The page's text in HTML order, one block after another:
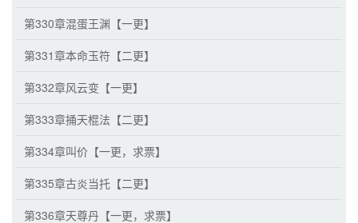
第330章混蛋王渊【一更】
第331章本命玉符【二更】
第332章风云变【一更】
第333章捅天棍法【二更】
第334章叫价【一更，求票】
第335章古炎当托【二更】
第336章天尊丹【一更，求票】